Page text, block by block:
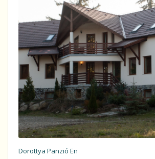
Dorottya Panzió En